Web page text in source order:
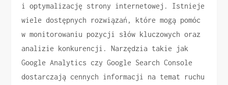
i optymalizację strony internetowej. Istnieje
wiele dostępnych rozwiązań, które mogą pomóc
w monitorowaniu pozycji słów kluczowych oraz
analizie konkurencji. Narzędzia takie jak
Google Analytics czy Google Search Console
dostarczają cennych informacji na temat ruchu